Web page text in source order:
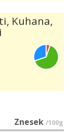
Kuhana,
Znesek /100g